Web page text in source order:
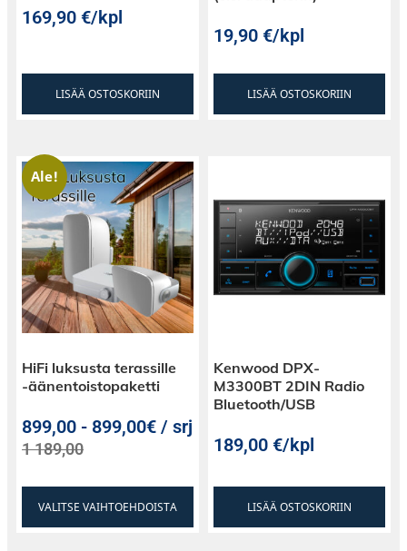
169,90€/kpl
LISÄÄ OSTOSKORIIN
19,90€/kpl
LISÄÄ OSTOSKORIIN
Ale!
HiFi luksusta terassille
-äänentoistopaketti
899,00 - 899,00€ / srj
1 189,00
VALITSE VAIHTOEHDOISTA
Kenwood DPX-
M3300BT 2DIN Radio
Bluetooth/USB
189,00€/kpl
LISÄÄ OSTOSKORIIN